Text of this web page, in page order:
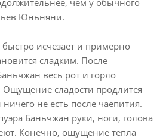
Юньняни.
исчезает и примерно
сладким. После
весь рот и горло
Ощущение сладости продлится
не есть после чаепития.
Баньчжан руки, ноги, голова
Конечно, ощущение тепла